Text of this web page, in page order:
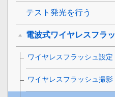
テスト発光を行う
電波式ワイヤレスフラ
ワイヤレスフラッシュ設定
ワイヤレスフラッシュ撮影